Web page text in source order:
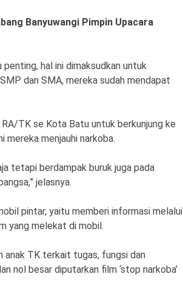
Banyuwangi Pimpin Upacara
hal ini dimaksudkan untuk
dan SMA, mereka sudah mendapat
TK se Kota Batu untuk berkunjung ke
mereka menjauhi narkoba.
tetapi berdampak buruk juga pada
jelasnya.
pintar, yaitu memberi informasi melalui
yang melekat di mobil.
anak TK terkait tugas, fungsi dan
nol besar diputarkan film ‘stop narkoba’